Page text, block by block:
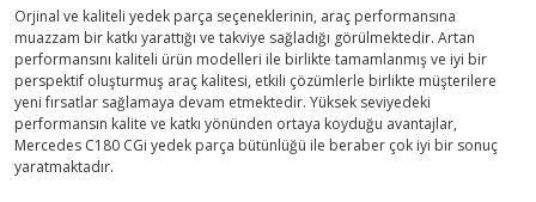
Orjinal ve kaliteli yedek parça seçeneklerinin, araç performansına
muazzam bir katkı yarattığı ve takviye sağladığı görülmektedir. Artan
performansını kaliteli ürün modelleri ile birlikte tamamlanmış ve iyi bir
perspektif oluşturmuş araç kalitesi, etkili çözümlerle birlikte müşterilere
yeni fırsatlar sağlamaya devam etmektedir. Yüksek seviyedeki
performansın kalite ve katkı yönünden ortaya koyduğu avantajlar,
Mercedes C180 CGi yedek parça bütünlüğü ile beraber çok iyi bir sonuç
yaratmaktadır.